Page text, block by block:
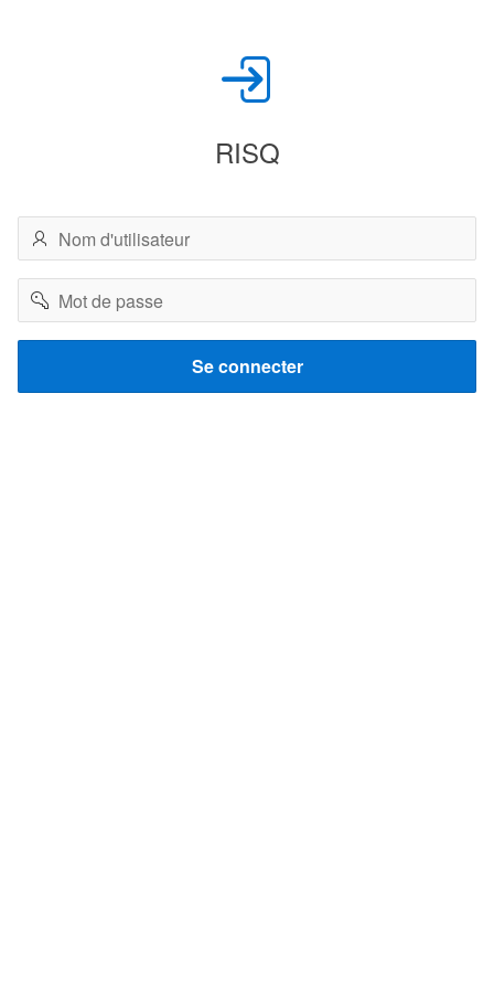
RISQ
Nom
d'utilisateur
Mot
passe
Se connecter